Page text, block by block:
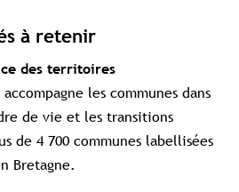
à retenir
des territoires
les communes dans
de vie et les transitions
de 4 700 communes labellisées
Bretagne.